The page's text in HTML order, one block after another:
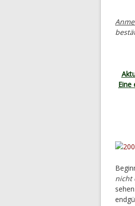
Eine
nicht